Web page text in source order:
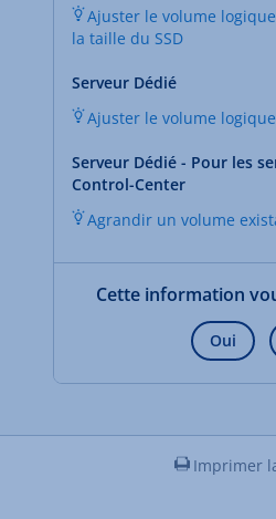
Ajuster le volume
la taille du SSD
Serveur Dédié
Ajuster le volume logique
Serveur Dédié - Pour les
Control-Center
Agrandir un volume
Cette information
Oui
Imprimer